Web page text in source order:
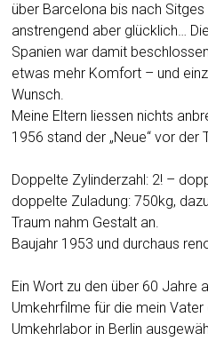
über Barcelona bis nach
anstrengend aber glücklich…
Spanien war damit
etwas mehr Komfort – und
Wunsch.
Meine Eltern liessen nichts
1956 stand der „Neue“ vor der
Doppelte Zylinderzahl: 2! –
doppelte Zuladung: 750kg,
Traum nahm Gestalt an.
Baujahr 1953 und durchaus
Ein Wort zu den über 60 Jahre
Umkehrfilme für die mein
Umkehrlabor in Berlin